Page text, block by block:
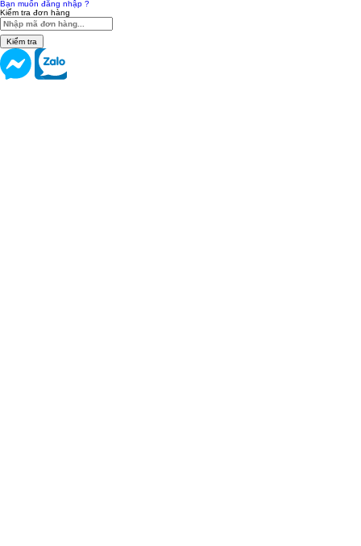
Bạn muốn đăng nhập ?
Kiểm tra đơn hàng
Kiểm tra